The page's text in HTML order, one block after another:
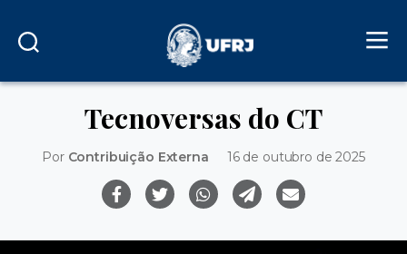
Tecnoversas do CT
Por Contribuição Externa 16 de outubro de 2025